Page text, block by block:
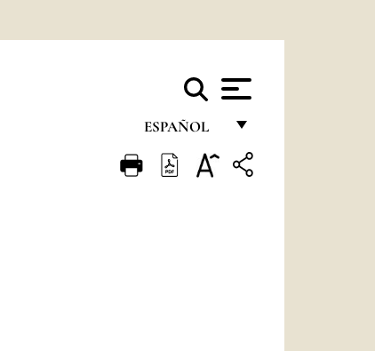
ESPAÑOL
FRANÇAIS